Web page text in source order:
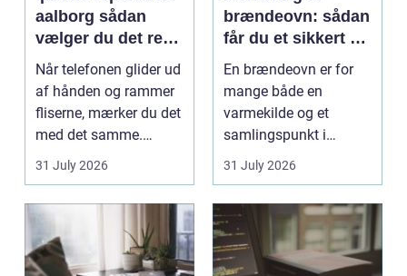
aalborg sådan
vælger du det rette
værksted
Når telefonen glider ud
af hånden og rammer
fliserne, mærker du det
med det samme.
Skærmen splintrer...
31 July 2026
brændeovn: sådan
får du et sikkert og
smukt resultat
En brændeovn er for
mange både en
varmekilde og et
samlingspunkt i
hjemmet. Flammerne
31 July 2026